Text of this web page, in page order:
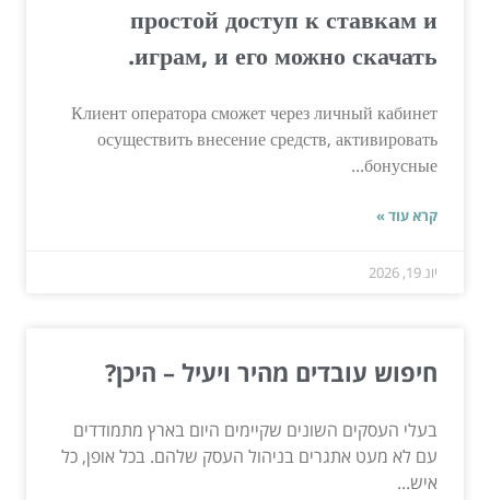
простой доступ к ставкам и
играм, и его можно скачать.
Клиент оператора сможет через личный кабинет
осуществить внесение средств, активировать
бонусные...
קרא עוד »
יונ 19, 2026
חיפוש עובדים מהיר ויעיל – היכן?
בעלי העסקים השונים שקיימים היום בארץ מתמודדים
עם לא מעט אתגרים בניהול העסק שלהם. בכל אופן, כל
איש...